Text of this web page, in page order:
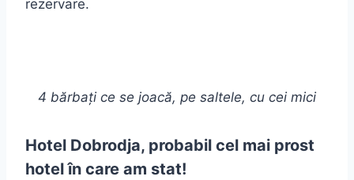
rezervare.
4 bărbați ce se joacă, pe saltele, cu cei mici
Hotel Dobrodja, probabil cel mai prost
hotel în care am stat!